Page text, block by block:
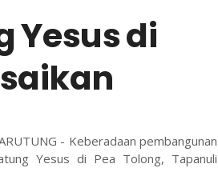
Yesus di
- Keberadaan pembangunan
Yesus di Pea Tolong, Tapanuli